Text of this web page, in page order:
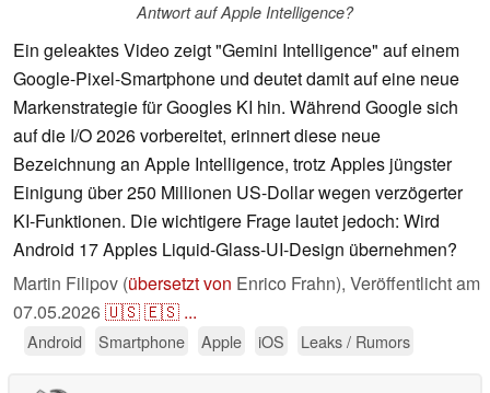
Antwort auf Apple Intelligence?
Ein geleaktes Video zeigt "Gemini Intelligence" auf einem
Google-Pixel-Smartphone und deutet damit auf eine neue
Markenstrategie für Googles KI hin. Während Google sich
auf die I/O 2026 vorbereitet, erinnert diese neue
Bezeichnung an Apple Intelligence, trotz Apples jüngster
Einigung über 250 Millionen US-Dollar wegen verzögerter
KI-Funktionen. Die wichtigere Frage lautet jedoch: Wird
Android 17 Apples Liquid-Glass-UI-Design übernehmen?
Martin Filipov (übersetzt von Enrico Frahn), Veröffentlicht am
07.05.2026🇺🇸🇪🇸 ...
Android Smartphone Apple iOS Leaks / Rumors